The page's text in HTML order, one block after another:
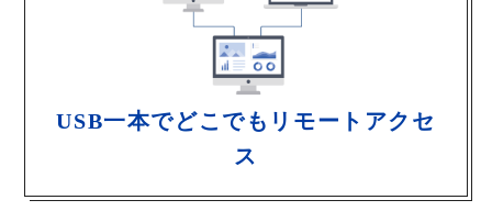
USB一本でどこでもリモートアクセ
ス